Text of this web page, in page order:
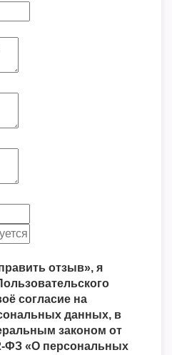
отзыв», я
согласие на
данных, в
законом от
ФЗ «О персональных